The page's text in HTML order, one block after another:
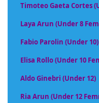
Timoteo Gaeta Cortes
Laya Arun (Under 8
Fabio Parolin (Under 10)
Elisa Rollo (Under 10
Aldo Ginebri (Under 12)
Ria Arun (Under 12